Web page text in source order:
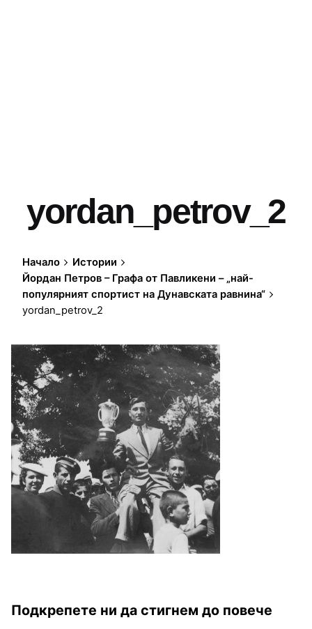
yordan_petrov_2
Начало
Истории
Йордан Петров – Графа от Павликени – „най-
популярният спортист на Дунавската равнина“
yordan_petrov_2
Подкрепете ни да стигнем до повече